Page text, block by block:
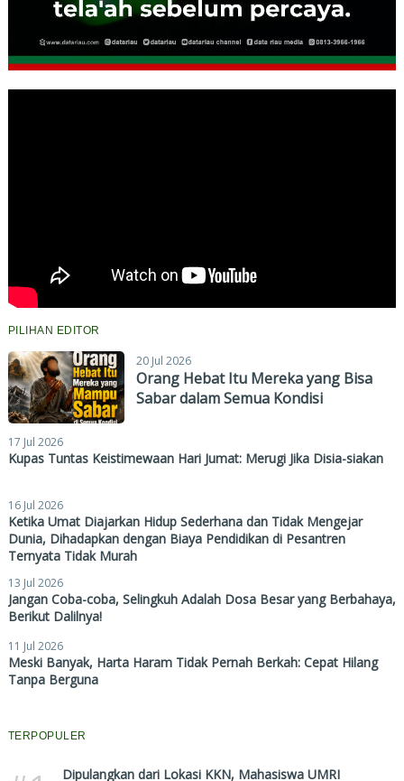
PILIHAN EDITOR
20 Jul 2026
Orang Hebat Itu Mereka yang Bisa
Sabar dalam Semua Kondisi
17 Jul 2026
Kupas Tuntas Keistimewaan Hari Jumat: Merugi Jika Disia-siakan
16 Jul 2026
Ketika Umat Diajarkan Hidup Sederhana dan Tidak Mengejar
Dunia, Dihadapkan dengan Biaya Pendidikan di Pesantren
Ternyata Tidak Murah
13 Jul 2026
Jangan Coba-coba, Selingkuh Adalah Dosa Besar yang Berbahaya,
Berikut Dalilnya!
11 Jul 2026
Meski Banyak, Harta Haram Tidak Pernah Berkah: Cepat Hilang
Tanpa Berguna
TERPOPULER
Dipulangkan dari Lokasi KKN, Mahasiswa UMRI